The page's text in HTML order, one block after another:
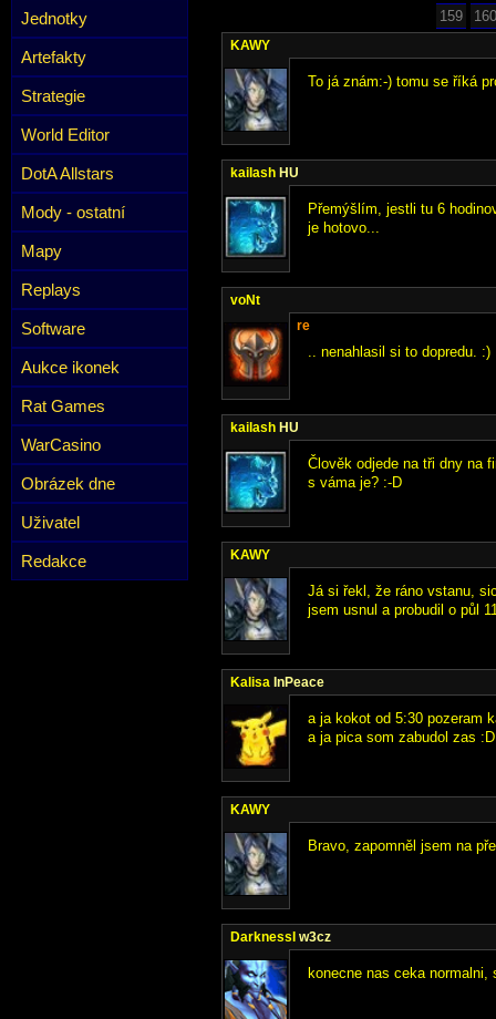
Jednotky
Artefakty
Strategie
World Editor
DotA Allstars
Mody - ostatní
Mapy
Replays
Software
Aukce ikonek
Rat Games
WarCasino
Obrázek dne
Uživatel
Redakce
159
160
KAWY
To já znám:-) tomu se říká
kailash HU
Přemýšlím, jestli tu 6
je hotovo...
voNt
re
.. nenahlasil si to dopredu. :)
kailash HU
Člověk odjede na tři dny na
s váma je? :-D
KAWY
Já si řekl, že ráno vstanu,
jsem usnul a probudil o půl
Kalisa InPeace
a ja kokot od 5:30 pozeram
a ja pica som zabudol zas :D
KAWY
Bravo, zapomněl jsem na
DarknessI w3cz
konecne nas ceka